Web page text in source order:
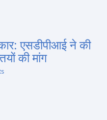
एसडीपीआई ने की
की मांग